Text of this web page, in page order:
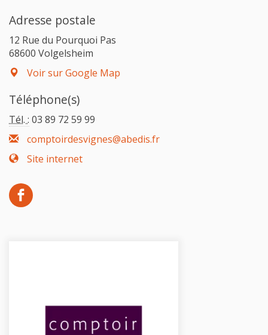
Adresse postale
12 Rue du Pourquoi Pas
68600 Volgelsheim
Voir sur Google Map
Téléphone(s)
Tél. : 03 89 72 59 99
comptoirdesvignes@abedis.fr
Site internet